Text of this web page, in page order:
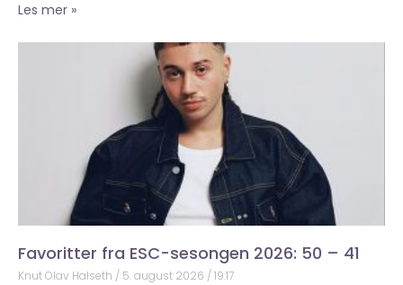
Les mer »
Favoritter fra ESC-sesongen 2026: 50 – 41
Knut Olav Halseth 5. august 2026 19:17